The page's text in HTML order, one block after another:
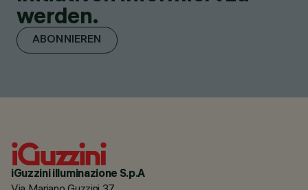
werden.
ABONNIEREN
iGuzzini illuminazione S.p.A